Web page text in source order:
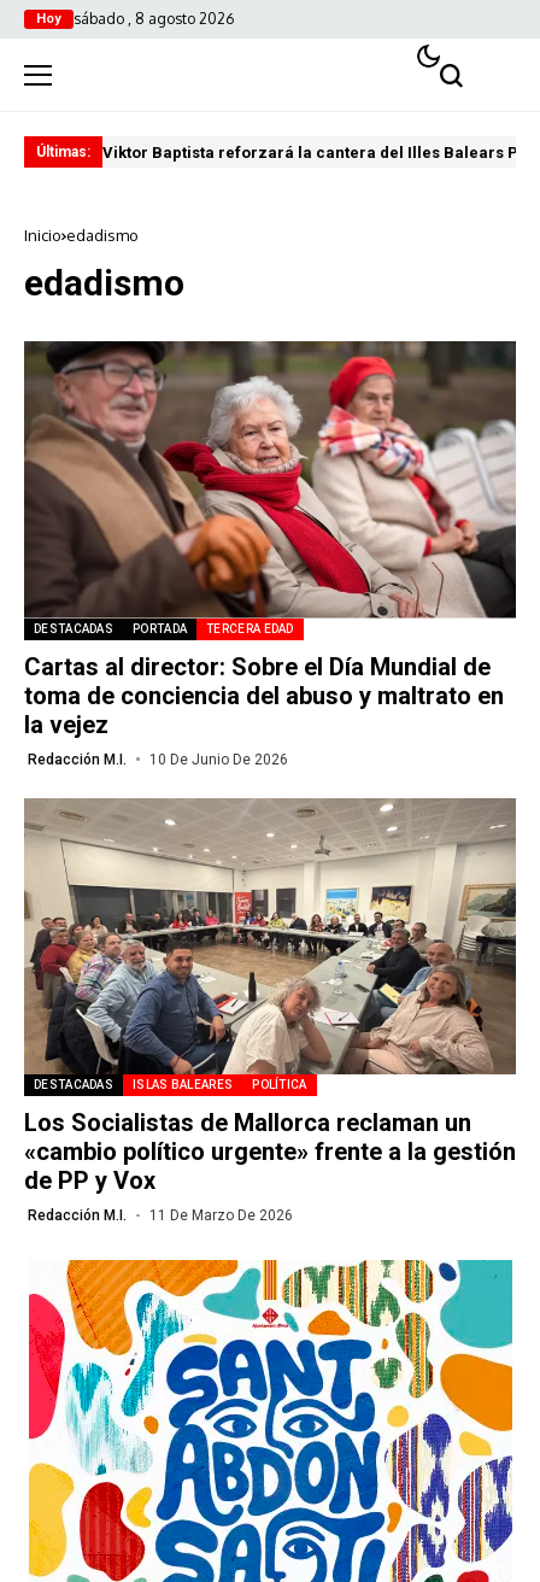
Hoy sábado , 8 agosto 2026
Últimas: Viktor Baptista reforzará la cantera del Illes Balears
Inicio edadismo
edadismo
DESTACADAS PORTADA TERCERA EDAD
Cartas al director: Sobre el Día Mundial de
toma de conciencia del abuso y maltrato en
la vejez
Redacción M.I. 10 De Junio De 2026
DESTACADAS ISLAS BALEARES POLÍTICA
Los Socialistas de Mallorca reclaman un
«cambio político urgente» frente a la gestión
de PP y Vox
Redacción M.I. 11 De Marzo De 2026